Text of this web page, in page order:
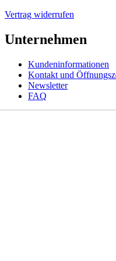
Vertrag widerrufen
Unternehmen
Kundeninformationen
Kontakt und
Newsletter
FAQ